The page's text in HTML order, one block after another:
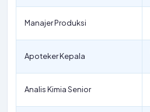
Manajer Produksi
Apoteker Kepala
Analis Kimia Senior